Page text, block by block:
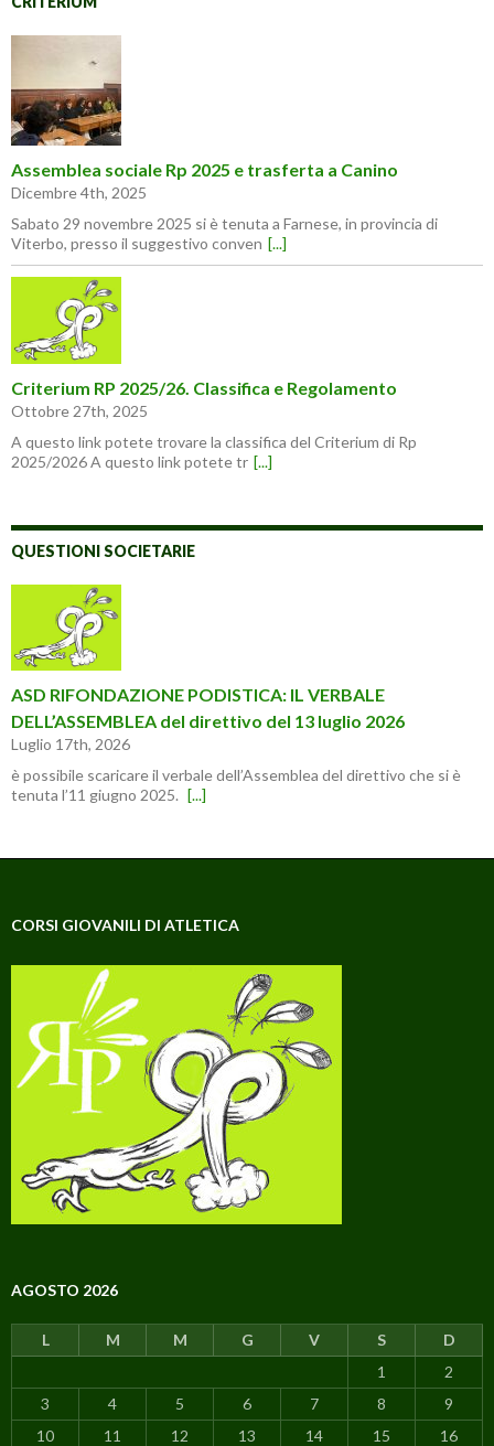
Assemblea sociale Rp 2025 e trasferta a Canino
Dicembre 4th, 2025
Sabato 29 novembre 2025 si è tenuta a Farnese, in provincia di
Viterbo, presso il suggestivo conven [...]
Criterium RP 2025/26. Classifica e Regolamento
Ottobre 27th, 2025
A questo link potete trovare la classifica del Criterium di Rp
2025/2026 A questo link potete tr [...]
QUESTIONI SOCIETARIE
ASD RIFONDAZIONE PODISTICA: IL VERBALE
DELL’ASSEMBLEA del direttivo del 13 luglio 2026
Luglio 17th, 2026
è possibile scaricare il verbale dell’Assemblea del direttivo che si è
tenuta l’11 giugno 2025. [...]
CORSI GIOVANILI DI ATLETICA
AGOSTO 2026
L M M G V S
D
1
2
3
4 5 6 7 8
9
10
11 12 13 14 15
16